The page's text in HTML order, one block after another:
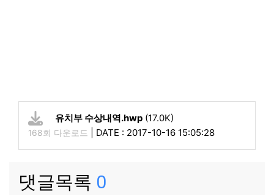
유치부 수상내역.hwp (17.0K)
168회 다운로드 DATE : 2017-10-16 15:05:28
댓글목록 0